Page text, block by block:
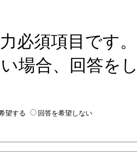
必須項目です
場合、回答を
望する 回答を希望しない